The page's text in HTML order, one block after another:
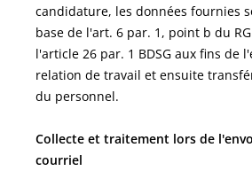
candidature, les données fournies
base de l'art. 6 par. 1, point b du
l'article 26 par. 1 BDSG aux fins de
relation de travail et ensuite
du personnel.
Collecte et traitement lors de
courriel